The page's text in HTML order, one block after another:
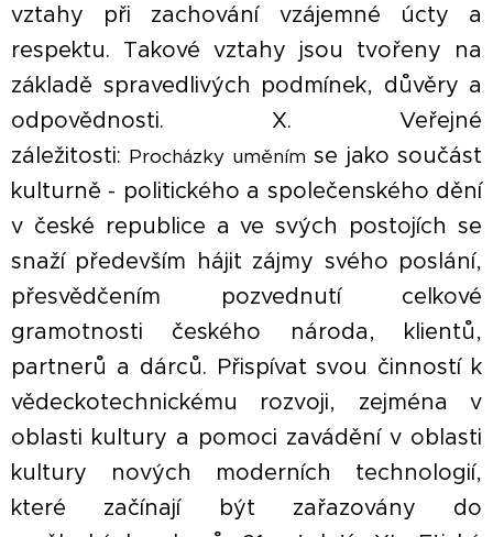
vztahy při zachování vzájemné úcty a
respektu. Takové vztahy jsou tvořeny na
základě spravedlivých podmínek, důvěry a
odpovědnosti. X. Veřejné
záležitosti: Procházky uměním se jako součást
kulturně - politického a společenského dění
v české republice a ve svých postojích se
snaží především hájit zájmy svého poslání,
přesvědčením pozvednutí celkové
gramotnosti českého národa, klientů,
partnerů a dárců. Přispívat svou činností k
vědeckotechnickému rozvoji, zejména v
oblasti kultury a pomoci zavádění v oblasti
kultury nových moderních technologií,
které začínají být zařazovány do